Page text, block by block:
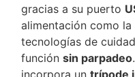
gracias a su puerto
alimentación como
tecnologías de
función sin parpadeo
incorpora un trípode